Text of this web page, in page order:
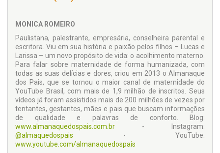
capítulos, a autora apresenta uma evolução e
“Chorei, sorri, pensei, cresci. Tudo isso aconteceu comigo
durante a prazerosa leitura do manuscrito deste livro. Senti
como se uma queria amiga tivesse pegado minha mão e me
conduzido para o andar de baixo da Disney das mães, um
lugar que sempre existiu mas que poucos conhecem ou
reconhecem sua existência. Explico. Nunca antes havia lido
um texto tão sincero, humano e inspirador. Ela fala não sobre
o que deveria ser a experiência da maternidade, a parte
romantizada da Disney das mães, as aparências, mas sobre
o processo. Os sentimentos, a realidade que ela passou e
passa, além de refletir sobre o que recebe de feedback e
MONICA ROMEIRO
Paulistana, palestrante, empresária, conselheira parental e
escritora. Viu em sua história e paixão pelos filhos – Lucas e
Larissa – um novo propósito de vida: o acolhimento materno.
Para falar sobre maternidade de forma humanizada, com
todas as suas delícias e dores, criou em 2013 o Almanaque
dos Pais, que se tornou o maior canal de maternidade do
YouTube Brasil, com mais de 1,9 milhão de inscritos. Seus
vídeos já foram assistidos mais de 200 milhões de vezes por
tentantes, gestantes, mães e pais que buscam informações
de qualidade e palavras de conforto. Blog:
www.almanaquedospais.com.br - Instagram:
@almaquedospais - YouTube:
www.youtube.com/almanaquedospais